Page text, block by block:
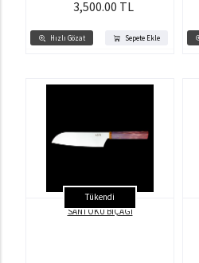
Hızlı Gözat Sepete Ekle
3,500.00 TL
Tükendi
SANTOKU BIÇAĞI